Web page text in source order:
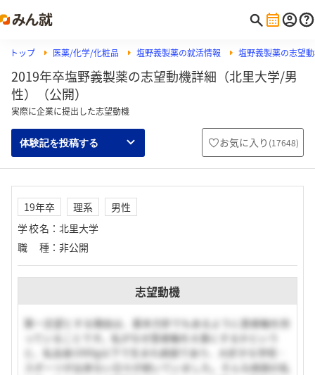
トップ 医薬/化学/化粧品 塩野義製薬の就活情報 塩野義製薬の志望
2019年卒塩野義製薬の志望動機詳細（北里大学/男
性）（公開）
実際に企業に提出した志望動機
体験記を投稿する お気に入り (17648)
19年卒 理系
男性
学校名 ： 北里大学
職種 ： 非公開
志望動機
第一志望とする理由は、基本方針でもあるように患者軸を持
っていることです。私がなぜ患者軸を大事にするかという
と、私自身1000g以下で生まれ病弱であり、大好きな学校・
スポーツが出来ない日々が続いていました。そんな病弱の私